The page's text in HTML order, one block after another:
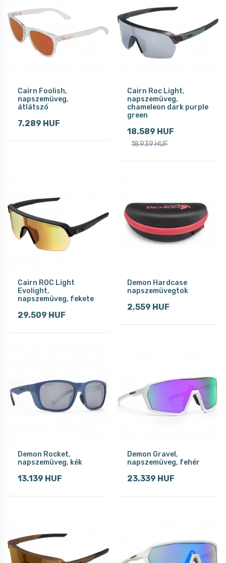
Cairn Foolish,
napszemüveg,
átlátszó
7.289 HUF
Cairn Roc Light,
napszemüveg,
chameleon dark purple
green
18.589 HUF
18.939 HUF
Cairn ROC Light
Evolight,
napszemüveg, fekete
29.509 HUF
Demon Hardcase
napszemüvegtok
2.559 HUF
Demon Rocket,
napszemüveg, kék
13.139 HUF
Demon Gravel,
napszemüveg, fehér
23.339 HUF